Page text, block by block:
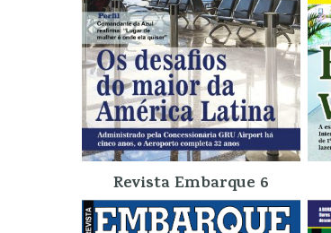
Revista Embarque 6